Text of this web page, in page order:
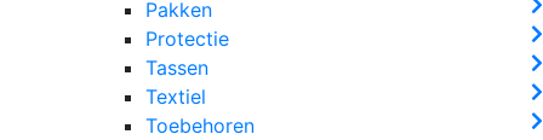
Pakken
Protectie
Tassen
Textiel
Toebehoren